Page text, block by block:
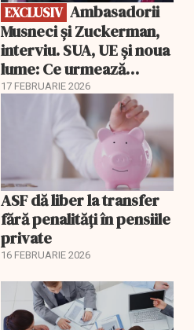
EXCLUSIV Ambasadorii
Musneci și Zuckerman,
interviu. SUA, UE și noua
lume: Ce urmează
pentru România
17 FEBRUARIE 2026
ASF dă liber la transfer
fără penalități în pensiile
private
16 FEBRUARIE 2026